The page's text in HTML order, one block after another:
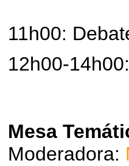
11h00:
12h00-
Mesa
Moderadora: